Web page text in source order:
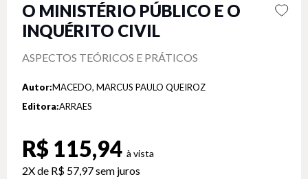
O MINISTÉRIO PÚBLICO E O
INQUÉRITO CIVIL
ASPECTOS TEÓRICOS E PRÁTICOS
Autor:MACEDO, MARCUS PAULO QUEIROZ
Editora:ARRAES
R$ 115,94
2X de R$ 57,97sem juros